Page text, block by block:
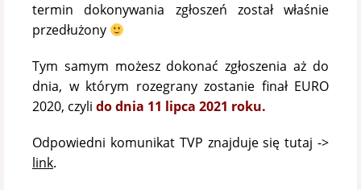
termin dokonywania zgłoszeń został właśnie
przedłużony
Tym samym możesz dokonać zgłoszenia aż do
dnia, w którym rozegrany zostanie finał EURO
2020, czyli do dnia 11 lipca 2021 roku.
Odpowiedni komunikat TVP znajduje się tutaj ->
link.